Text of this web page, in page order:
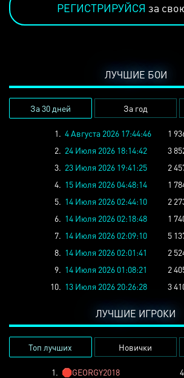
РЕГИСТРИРУЙСЯ за
ЛУЧШИЕ БОИ
За 30 дней За год
1. 4 Августа 2026 17:44:46
1
2. 24 Июля 2026 18:14:42
3
3. 23 Июля 2026 19:41:25
2
4. 15 Июля 2026 04:48:14
1
5. 14 Июля 2026 02:44:10
2
6. 14 Июля 2026 02:18:48
1
7. 14 Июля 2026 02:09:10
5
8. 14 Июля 2026 02:01:41
2
9. 14 Июля 2026 01:08:21
2
10. 13 Июля 2026 20:26:28 3
ЛУЧШИЕ ИГРОКИ
Топ лучших Новички
1. 🛑GEORGY2018